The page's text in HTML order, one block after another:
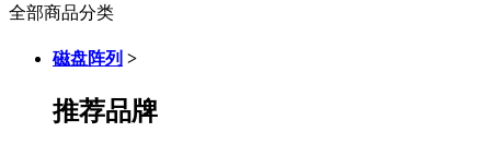
全部商品分类
磁盘阵列 >
推荐品牌